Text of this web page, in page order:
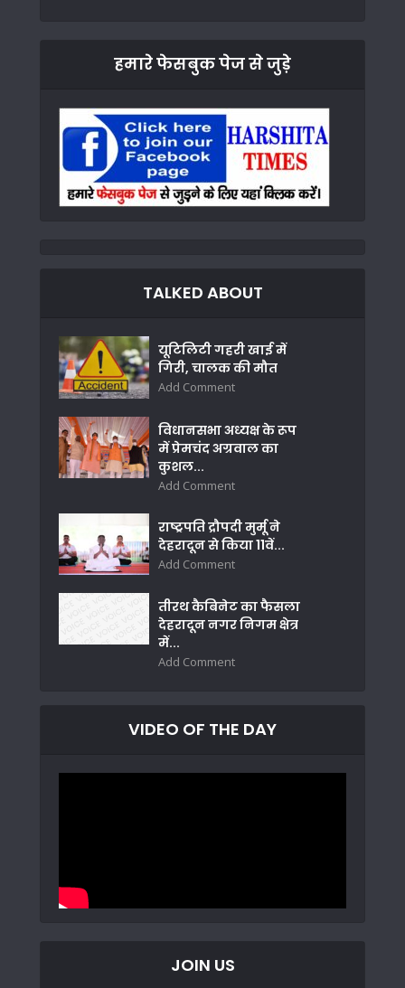
हमारे फेसबुक पेज से जुड़े
TALKED ABOUT
यूटिलिटी गहरी खाई में
गिरी, चालक की मौत
Add Comment
विधानसभा अध्यक्ष के रूप
में प्रेमचंद अग्रवाल का
कुशल...
Add Comment
राष्ट्रपति द्रौपदी मुर्मू ने
देहरादून से किया 11वें...
Add Comment
तीरथ कैबिनेट का फैसला
देहरादून नगर निगम क्षेत्र
में...
Add Comment
VIDEO OF THE DAY
JOIN US